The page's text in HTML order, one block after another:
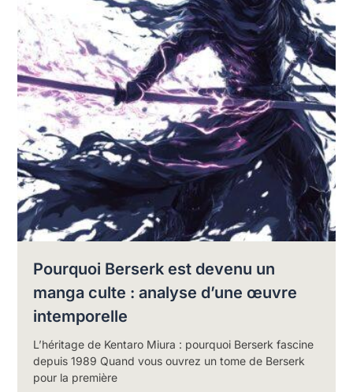
Pourquoi Berserk est devenu un
manga culte : analyse d’une œuvre
intemporelle
L’héritage de Kentaro Miura : pourquoi Berserk fascine
depuis 1989 Quand vous ouvrez un tome de Berserk
pour la première